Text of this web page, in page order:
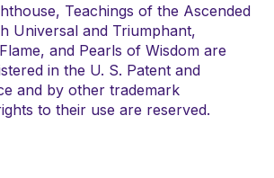
Teachings of the Ascended
Universal and Triumphant,
and Pearls of Wisdom are
in the U. S. Patent and
and by other trademark
to their use are reserved.